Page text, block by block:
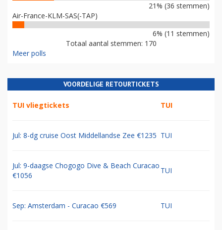
21% (36 stemmen)
Air-France-KLM-SAS(-TAP)
6% (11 stemmen)
Totaal aantal stemmen: 170
Meer polls
VOORDELIGE RETOURTICKETS
TUI vliegtickets TUI
Jul: 8-dg cruise Oost Middellandse Zee €1235 TUI
Jul: 9-daagse Chogogo Dive & Beach Curacao
€1056
TUI
Sep: Amsterdam - Curacao €569 TUI